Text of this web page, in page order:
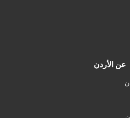
عن الأردن